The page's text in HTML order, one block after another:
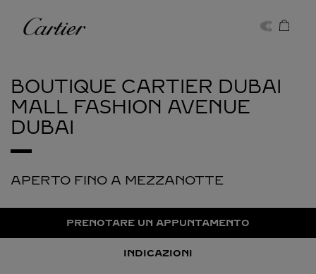
Cartier
BOUTIQUE CARTIER DUBAI
MALL FASHION AVENUE
DUBAI
APERTO FINO A MEZZANOTTE
PRENOTARE UN APPUNTAMENTO
INDICAZIONI